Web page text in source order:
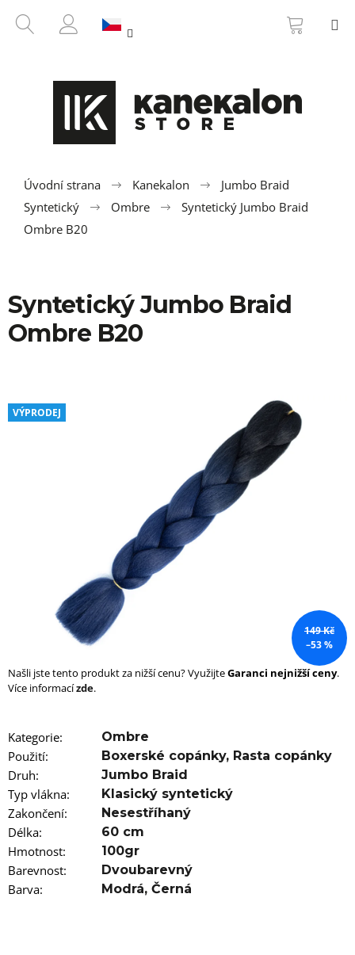
HLEDAT
PŘIHLÁŠENÍ
KOŠÍK
Úvodní strana Kanekalon
Jumbo Braid
Syntetický
Ombre
Syntetický Jumbo Braid
Ombre B20
Syntetický Jumbo Braid
Ombre B20
VÝPRODEJ
149 Kč
–53 %
Našli jste tento produkt za nižší cenu? VyužijteGaranci nejnižší ceny.
Více informacízde.
Kategorie: Ombre
Použití: Boxerské copánky, Rasta copánky
Druh: Jumbo Braid
Typ vlákna: Klasický syntetický
Zakončení: Nesestříhaný
Délka: 60 cm
Hmotnost: 100gr
Barevnost: Dvoubarevný
Barva: Modrá, Černá
ZPĚT
ZPĚT
e
b
e
t
e
í
HLEDAT
u
č
e
m
e
100%
EZ
KANEKALON
4
105
Kč
Původně: